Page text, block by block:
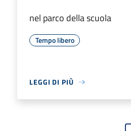
nel parco della scuola
Tempo libero
LEGGI DI PIÙ